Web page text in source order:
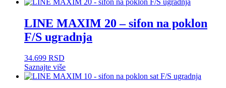
LINE MAXIM 20 – sifon na poklon
F/S ugradnja
34.699 RSD
Saznajte više